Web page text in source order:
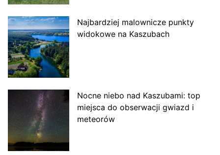
Najbardziej malownicze punkty
widokowe na Kaszubach
Nocne niebo nad Kaszubami: top
miejsca do obserwacji gwiazd i
meteorów